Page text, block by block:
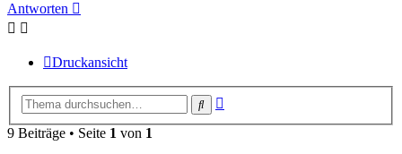
Antworten
Druckansicht
Suche
9 Beiträge • Seite 1 von 1